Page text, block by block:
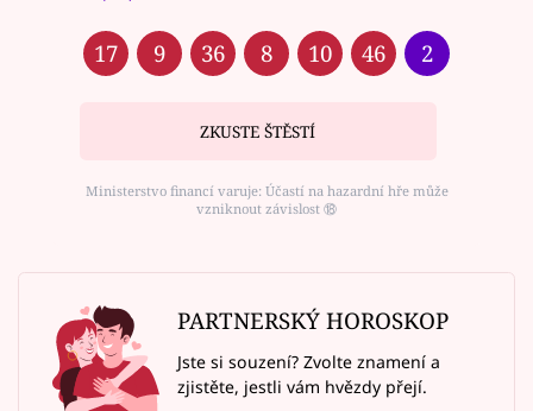
17 9 36 8 10 46 2
ZKUSTE ŠTĚSTÍ
Ministerstvo financí varuje: Účastí na hazardní hře může
vzniknout závislost ⑱
PARTNERSKÝ HOROSKOP
Jste si souzení? Zvolte znamení a
zjistěte, jestli vám hvězdy přejí.